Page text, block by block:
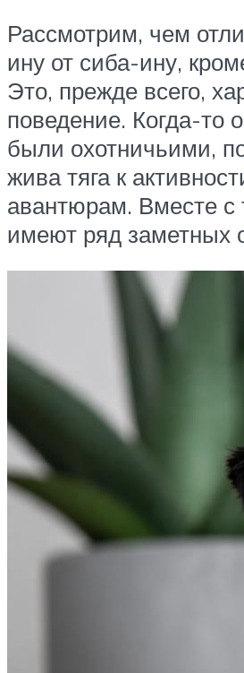
Рассмотрим, чем
ину от сиба-ину,
Это, прежде всего,
поведение. Когда-то
были охотничьими,
жива тяга к
авантюрам. Вместе с
имеют ряд заметных